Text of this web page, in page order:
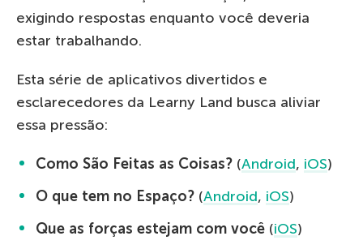
exigindo respostas enquanto você deveria
estar trabalhando.
Esta série de aplicativos divertidos e
esclarecedores da Learny Land busca aliviar
essa pressão:
Como São Feitas as Coisas? (Android, iOS)
O que tem no Espaço? (Android, iOS)
Que as forças estejam com você (iOS)